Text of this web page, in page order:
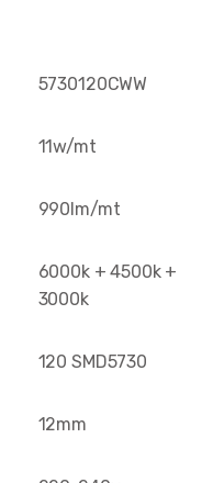
5730120CWW
11w/mt
990lm/mt
6000k + 4500k +
3000k
120 SMD5730
12mm